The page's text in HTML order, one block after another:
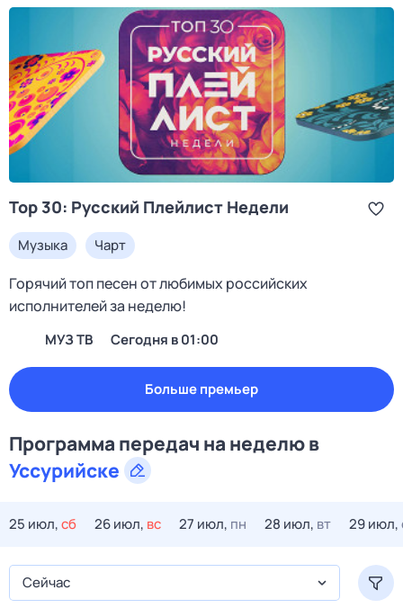
Top 30: Русский Плейлист Недели
Музыка Чарт
Горячий топ песен от любимых российских
исполнителей за неделю!
МУЗ ТВ Сегодня в 01:00
Больше премьер
Программа передач на неделюв
Уссурийске
25 июл,сб 26 июл, вс 27 июл, пн 28 июл, вт 29 июл,
Сейчас